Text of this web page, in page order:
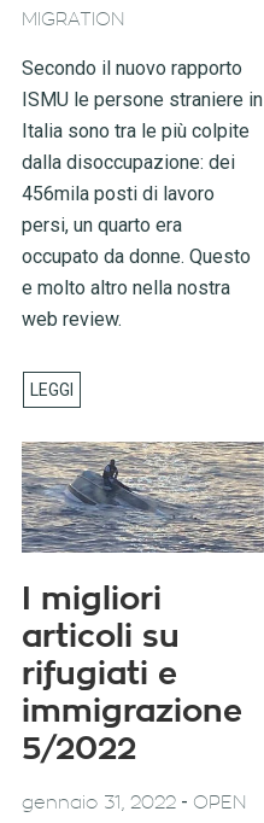
MIGRATION
Secondo il nuovo rapporto
ISMU le persone straniere in
Italia sono tra le più colpite
dalla disoccupazione: dei
456mila posti di lavoro
persi, un quarto era
occupato da donne. Questo
e molto altro nella nostra
web review.
I migliori
articoli su
rifugiati e
immigrazione
5/2022
gennaio 31, 2022- OPEN